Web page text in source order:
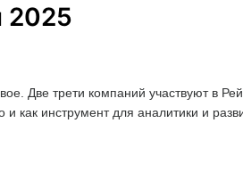
2025
Две трети компаний участвуют в
как инструмент для аналитики и